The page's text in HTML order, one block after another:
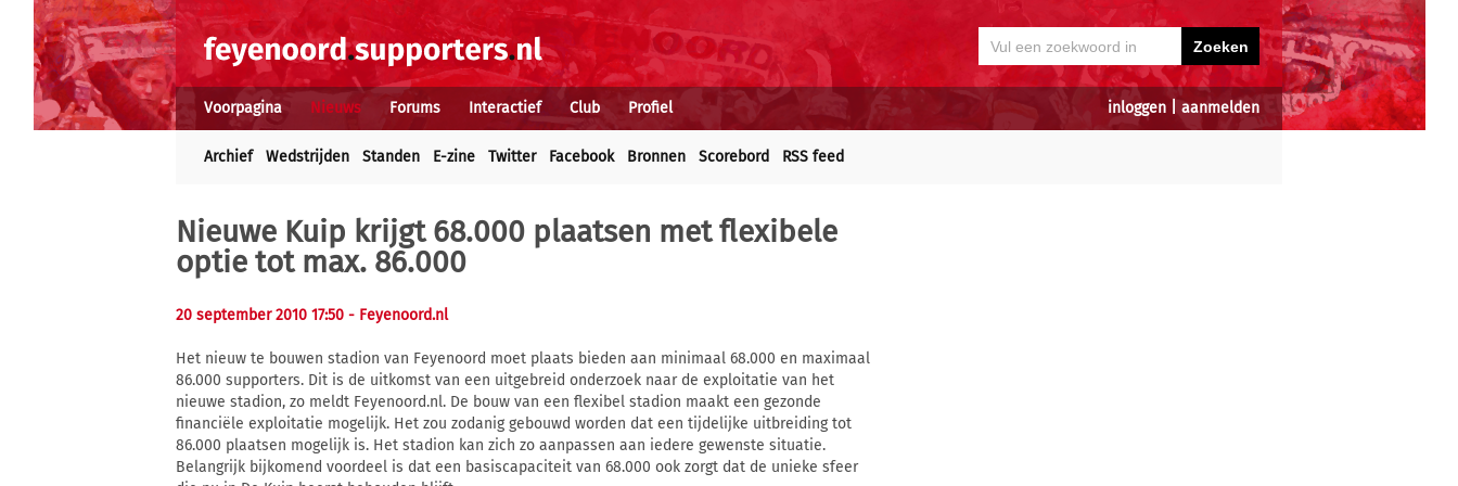
inloggen aanmelden
Voorpagina Nieuws Forums Interactief Club Profiel
Archief Wedstrijden Standen E-zine Twitter Facebook Bronnen Scorebord RSS feed
Nieuwe Kuip krijgt 68.000 plaatsen met flexibele
optie tot max. 86.000
20 september 2010 17:50 - Feyenoord.nl
Het nieuw te bouwen stadion van Feyenoord moet plaats bieden aan minimaal 68.000 en maximaal
86.000 supporters. Dit is de uitkomst van een uitgebreid onderzoek naar de exploitatie van het
nieuwe stadion, zo meldt Feyenoord.nl. De bouw van een flexibel stadion maakt een gezonde
financiële exploitatie mogelijk. Het zou zodanig gebouwd worden dat een tijdelijke uitbreiding tot
86.000 plaatsen mogelijk is. Het stadion kan zich zo aanpassen aan iedere gewenste situatie.
Belangrijk bijkomend voordeel is dat een basiscapaciteit van 68.000 ook zorgt dat de unieke sfeer